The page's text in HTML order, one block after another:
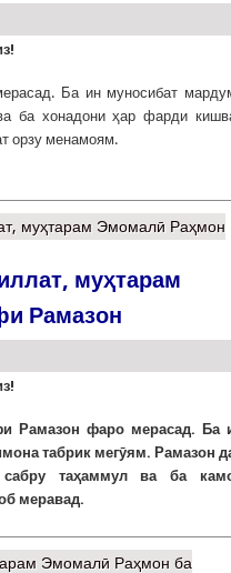
Ба ин муносибат
ба хонадони ҳар фарди
орзу менамоям.
муҳтарам Эмомалӣ Раҳмон
муҳтарам
Рамазон
Рамазон фаро мерасад. Ба
табрик мегӯям. Рамазон
таҳаммул ва ба
меравад.
Эмомалӣ Раҳмон ба